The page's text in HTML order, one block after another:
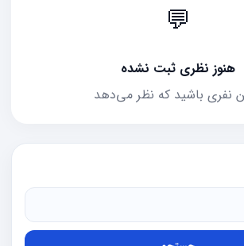
💬
هنوز نظری ثبت نشده
نفری باشید که نظر می‌دهد